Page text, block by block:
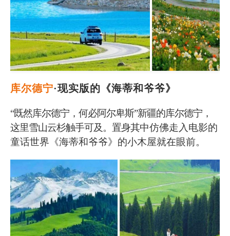
库尔德宁·现实版的《海蒂和爷爷》
“既然库尔德宁，何必阿尔卑斯”新疆的库尔德宁，
这里雪山云杉触手可及。置身其中仿佛走入电影的
童话世界《海蒂和爷爷》的小木屋就在眼前。